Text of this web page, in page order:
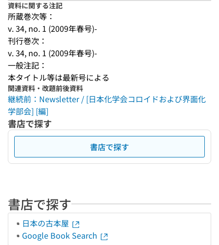
資料に関する注記
所蔵巻次等：
v. 34, no. 1 (2009年春号)-
刊行巻次：
v. 34, no. 1 (2009年春号)-
一般注記：
本タイトル等は最新号による
関連資料・改題前後資料
継続前：Newsletter / [日本化学会コロイドおよび界面化
学部会] [編]
書店で探す
書店で探す
書店で探す
日本の古本屋
Google Book Search